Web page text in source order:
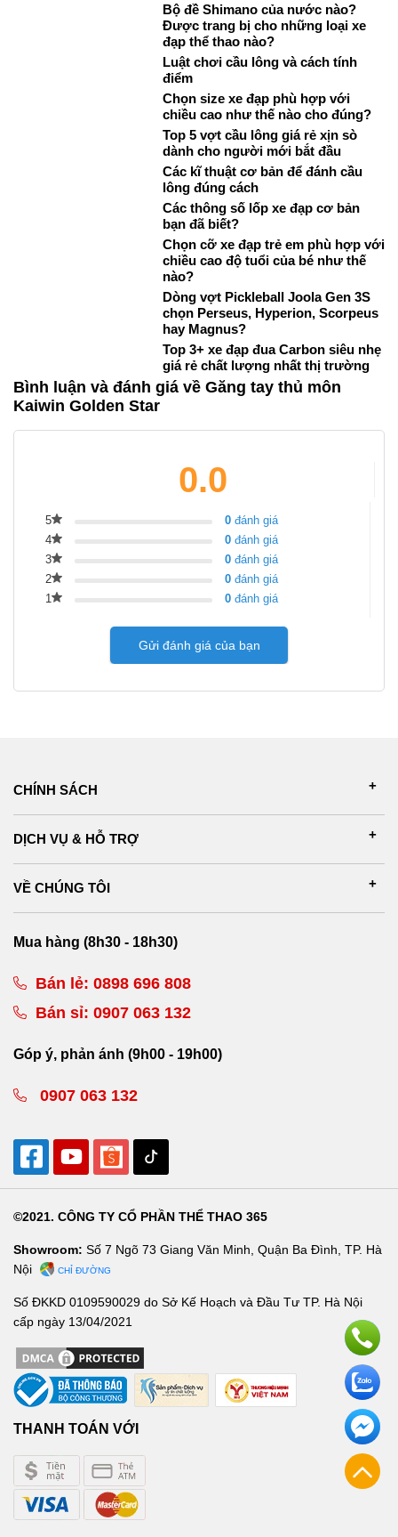
Bộ đề Shimano của nước nào?
Được trang bị cho những loại xe
đạp thể thao nào?
Luật chơi cầu lông và cách tính
điểm
Chọn size xe đạp phù hợp với
chiều cao như thế nào cho đúng?
Top 5 vợt cầu lông giá rẻ xịn sò
dành cho người mới bắt đầu
Các kĩ thuật cơ bản để đánh cầu
lông đúng cách
Các thông số lốp xe đạp cơ bản
bạn đã biết?
Chọn cỡ xe đạp trẻ em phù hợp với
chiều cao độ tuổi của bé như thế
nào?
Dòng vợt Pickleball Joola Gen 3S
chọn Perseus, Hyperion, Scorpeus
hay Magnus?
Top 3+ xe đạp đua Carbon siêu nhẹ
giá rẻ chất lượng nhất thị trường
Bình luận và đánh giá về Găng tay thủ môn
Kaiwin Golden Star
0.0
5 0 đánh giá
4
0 đánh giá
3
0 đánh giá
2
0 đánh giá
1
0 đánh giá
Gửi đánh giá của bạn
CHÍNH SÁCH
DỊCH VỤ & HỖ TRỢ
VỀ CHÚNG TÔI
Mua hàng (8h30 - 18h30)
Bán lẻ: 0898 696 808
Bán sỉ: 0907 063 132
Góp ý, phản ánh (9h00 - 19h00)
0907 063 132
©2021. CÔNG TY CỔ PHẦN THỂ THAO 365
Showroom: Số 7 Ngõ 73 Giang Văn Minh, Quận Ba Đình, TP. Hà
Nội
CHỈ ĐƯỜNG
Số ĐKKD 0109590029 do Sở Kế Hoạch và Đầu Tư TP. Hà Nội
cấp ngày 13/04/2021
THANH TOÁN VỚI